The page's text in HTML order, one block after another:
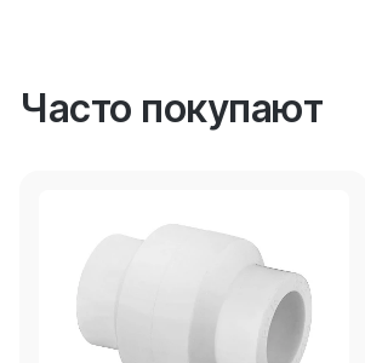
Часто покупают